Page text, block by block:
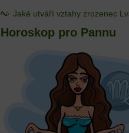
Jaké utváří vztahy zrozenec
Horoskop pro Pannu